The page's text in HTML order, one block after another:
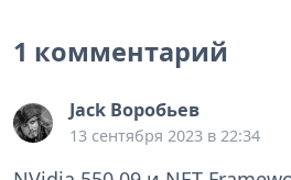
1 комментарий
Jack Воробьев
13 сентября 2023 в 22:34